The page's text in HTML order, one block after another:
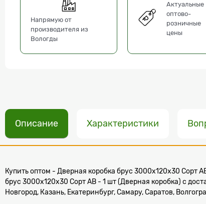
Напрямую от
производителя из
Вологды
Актуальные
оптово-
розничные
цены
Описание Характеристики
Купить оптом - Дверная коробка брус 3000х120х30 Сорт
брус 3000х120х30 Сорт АВ - 1 шт (Дверная коробка) с
Новгород, Казань, Екатеринбург, Самару, Саратов,